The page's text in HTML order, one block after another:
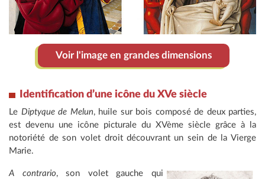
Voir l'image en grandes dimensions
Identification d’une icône du XVe siècle
Le Diptyque de Melun, huile sur bois composé de deux parties,
est devenu une icône picturale du XVème siècle grâce à la
notoriété de son volet droit découvrant un sein de la Vierge
Marie.
A contrario, son volet gauche qui